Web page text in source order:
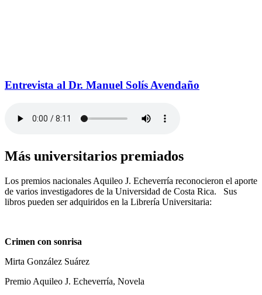
Entrevista al Dr. Manuel Solís Avendaño
Más universitarios premiados
Los premios nacionales Aquileo J. Echeverría reconocieron el aporte
de varios investigadores de la Universidad de Costa Rica. Sus
libros pueden ser adquiridos en la Librería Universitaria:
Crimen con sonrisa
Mirta González Suárez
Premio Aquileo J. Echeverría, Novela